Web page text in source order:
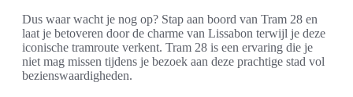
Dus waar wacht je nog op? Stap aan boord van Tram 28 en
laat je betoveren door de charme van Lissabon terwijl je deze
iconische tramroute verkent. Tram 28 is een ervaring die je
niet mag missen tijdens je bezoek aan deze prachtige stad vol
bezienswaardigheden.